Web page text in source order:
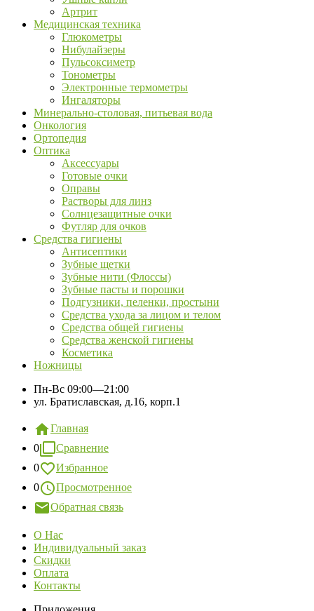
Артрит
Медицинская техника
Глюкометры
Нибулайзеры
Пульсоксиметр
Тонометры
Электронные термометры
Ингаляторы
Минерально-столовая, питьевая вода
Онкология
Ортопедия
Оптика
Аксессуары
Готовые очки
Оправы
Растворы для линз
Солнцезащитные очки
Футляр для очков
Средства гигиены
Антисептики
Зубные щетки
Зубные нити (Флоссы)
Зубные пасты и порошки
Подгузники, пеленки, простыни
Средства ухода за лицом и телом
Средства общей гигиены
Средства женской гигиены
Косметика
Ножницы
Пн-Вс 09:00—21:00
ул. Братиславская, д.16, корп.1
Главная
0
Сравнение
0
Избранное
0
Просмотренное
Обратная связь
О Нас
Индивидуальный заказ
Скидки
Оплата
Контакты